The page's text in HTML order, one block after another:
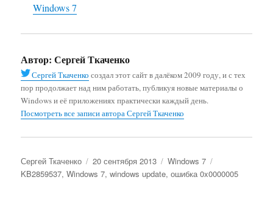
Windows 7
Автор: Сергей Ткаченко
Сергей Ткаченко создал этот сайт в далёком 2009 году, и с тех
пор продолжает над ним работать, публикуя новые материалы о
Windows и её приложениях практически каждый день.
Посмотреть все записи автора Сергей Ткаченко
Автор
Сергей Ткаченко Опубликовано
20 сентября 2013 Рубрики
Windows 7
KB2859537,Windows 7,windows update,ошибка 0x0000005